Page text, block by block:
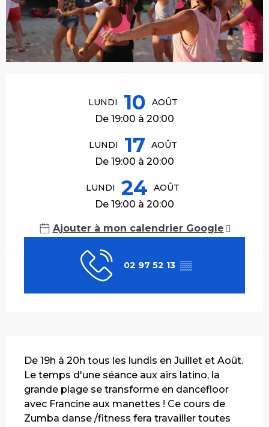
LUNDI 10 AOÛT
De 19:00 à 20:00
LUNDI 17 AOÛT
De 19:00 à 20:00
LUNDI 24 AOÛT
De 19:00 à 20:00
Ajouter à mon calendrier Google
02 97 52 13 ▒▒
De 19h à 20h tous les lundis en Juillet et Août.
Le temps d'une séance aux airs latino, la
grande plage se transforme en dancefloor
avec Francine aux manettes ! Ce cours de
Zumba danse /fitness fera travailler toutes